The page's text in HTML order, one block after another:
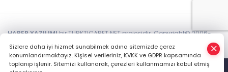
HABER YAZILIMIbir TURKTICARET.NET projesidir. Copyright© 2006-
Sizlere daha iyi hizmet sunabilmek adına sitemizde çerez
konumlandırmaktayız. Kişisel verileriniz, KVKK ve GDPR kapsamında
toplanıp işlenir. Sitemizi kullanarak, çerezleri kullanmamızı kabul etmiş